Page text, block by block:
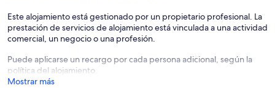
Este alojamiento está gestionado por un propietario profesional. La
prestación de servicios de alojamiento está vinculada a una actividad
comercial, un negocio o una profesión.
Puede aplicarse un recargo por cada persona adicional, según la
política del alojamiento.
Mostrar más